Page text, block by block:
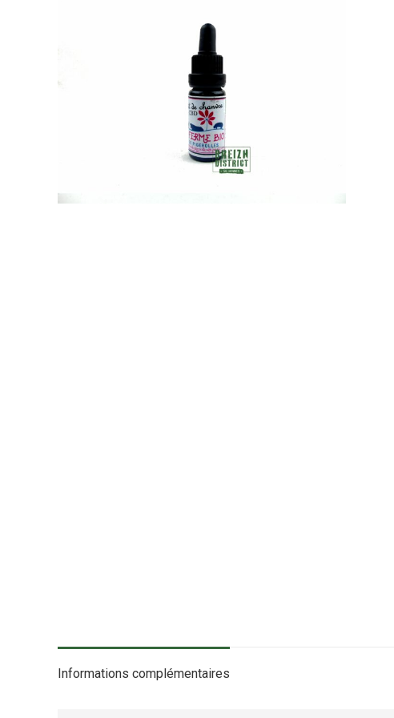
Informations complémentaires